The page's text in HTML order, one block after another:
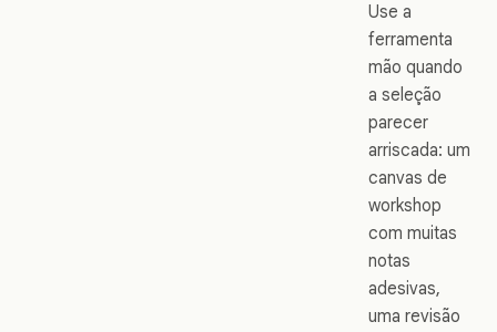
Use a
ferramenta
mão quando
a seleção
parecer
arriscada: um
canvas de
workshop
com muitas
notas
adesivas,
uma revisão